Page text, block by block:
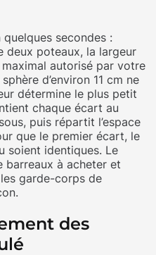
secondes :
deux poteaux, la largeur
autorisé par votre
d’environ 11 cm ne
détermine le plus petit
chaque écart au
puis répartit l’espace
que le premier écart, le
soient identiques. Le
barreaux à acheter et
garde-corps de
des